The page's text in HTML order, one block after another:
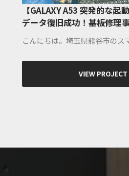
【GALAXY A53 突発的な起
データ復旧成功！基板修理
こんにちは。埼玉県熊谷市のス
VIEW PROJECT